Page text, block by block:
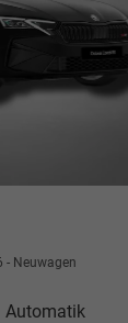
Neuwagen
Automatik